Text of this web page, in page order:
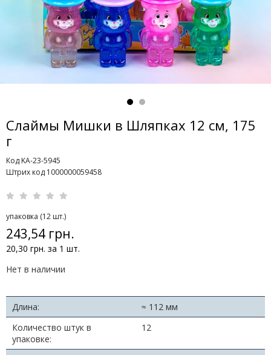
Слаймы Мишки в Шляпках 12 см, 175
г
Код KA-23-5945
Штрих код 1000000059458
упаковка (12 шт.)
243,54 грн.
20,30 грн. за 1 шт.
Нет в наличии
Длина:
≈ 112 мм
Количество штук в
упаковке:
12